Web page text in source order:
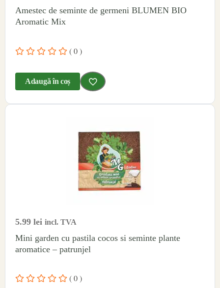
Amestec de seminte de germeni BLUMEN BIO
Aromatic Mix
( 0 )
Adaugă în coș
5.99 lei incl. TVA
Mini garden cu pastila cocos si seminte plante
aromatice – patrunjel
( 0 )